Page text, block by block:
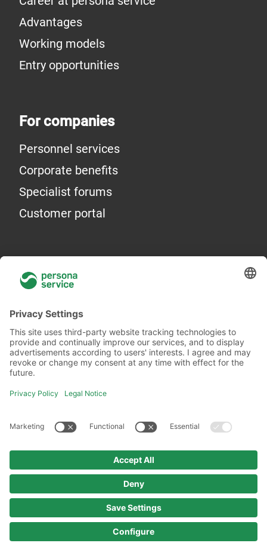
Advantages
Working models
Entry opportunities
For companies
Personnel services
Corporate benefits
Specialist forums
Customer portal
General information
Locations
Academy
Legal information
Privacy policy
Copyright policy